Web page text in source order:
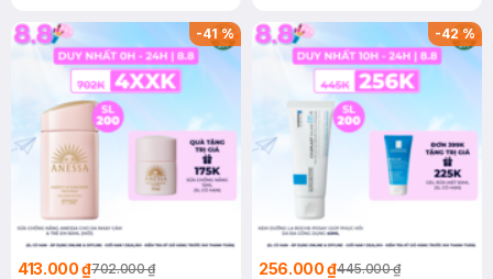
-41%
413.000 ₫702.000 ₫
-42%
256.000 ₫445.000 ₫